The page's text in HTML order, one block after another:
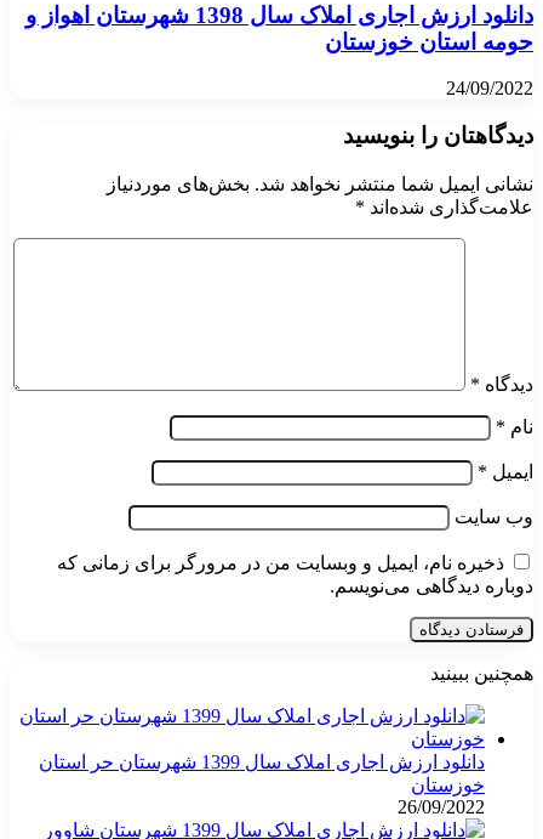
دانلود ارزش اجاری املاک سال 1398 شهرستان اهواز و
حومه استان خوزستان
24/09/2022
دیدگاهتان را بنویسید
نشانی ایمیل شما منتشر نخواهد شد. بخش‌های موردنیاز
علامت‌گذاری شده‌اند *
دیدگاه *
نام *
ایمیل *
وب‌ سایت
ذخیره نام، ایمیل و وبسایت من در مرورگر برای زمانی که
دوباره دیدگاهی می‌نویسم.
همچنین ببینید
دانلود ارزش اجاری املاک سال 1399 شهرستان حر استان
خوزستان
26/09/2022